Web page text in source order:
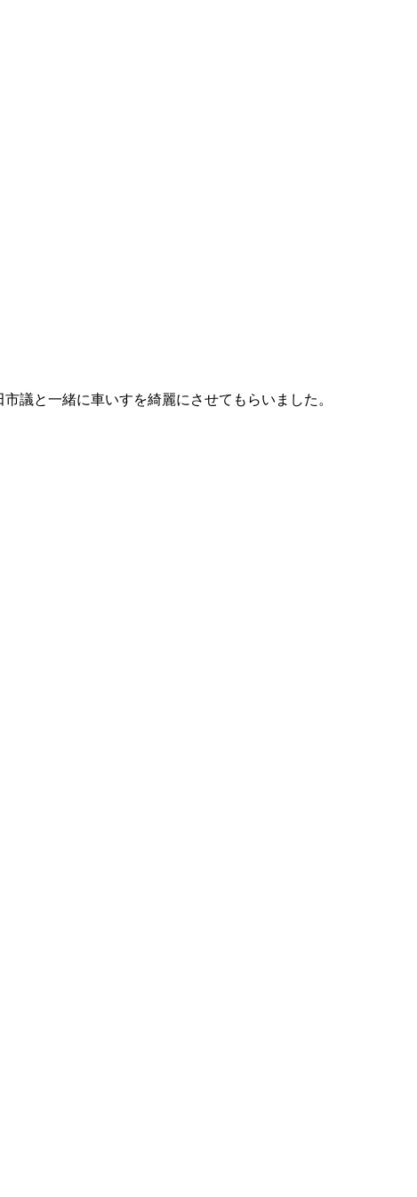
議と一緒に車いすを綺麗にさせてもらいました。